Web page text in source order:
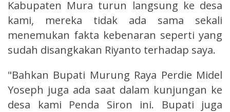
Kabupaten Mura turun langsung ke desa
kami, mereka tidak ada sama sekali
menemukan fakta kebenaran seperti yang
sudah disangkakan Riyanto terhadap saya.
"Bahkan Bupati Murung Raya Perdie Midel
Yoseph juga ada saat dalam kunjungan ke
desa kami Penda Siron ini. Bupati juga